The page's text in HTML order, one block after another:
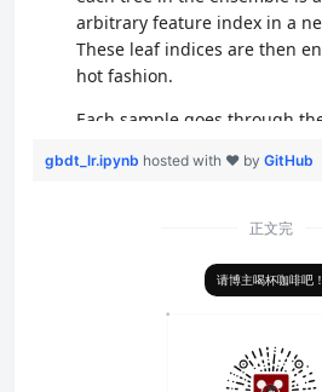
gbdt_lr.ipynb hosted with ❤ by GitHub
正文完
请博主喝杯咖啡吧！